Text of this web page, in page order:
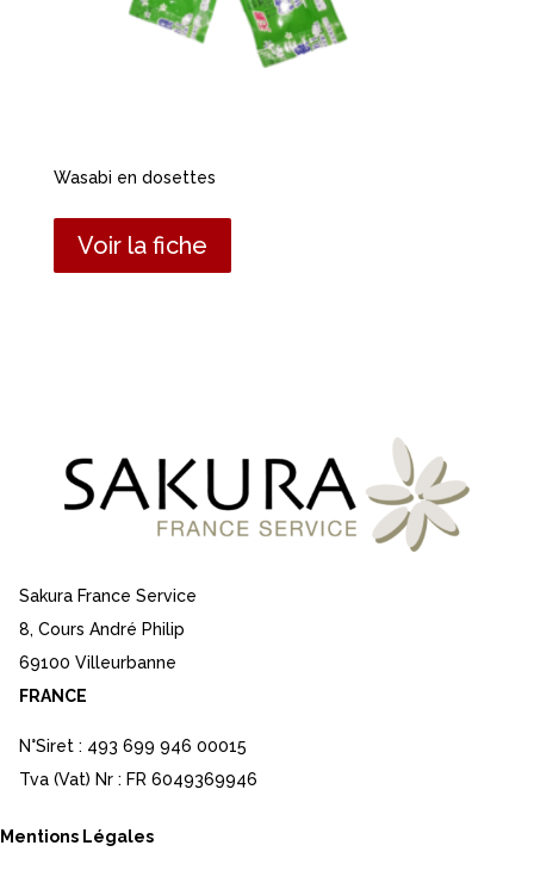
Wasabi en dosettes
Voir la fiche
Sakura France Service
8, Cours André Philip
69100 Villeurbanne
FRANCE
N°Siret : 493 699 946 00015
Tva (Vat) Nr : FR 6049369946
Mentions Légales